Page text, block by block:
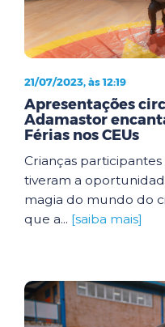
21/07/2023, às 12:19
Apresentações
Adamastor
Férias nos CEUs
Crianças
tiveram a
magia do mundo do
que a... [saiba mais]